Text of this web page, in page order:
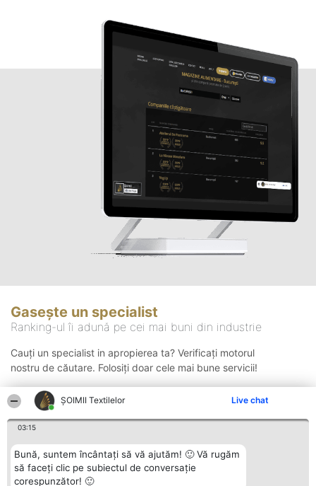
ȘOIMII Textilelor Live chat
03:15
Bună, suntem încântați să vă ajutăm! 🙂 Vă rugăm
să faceți clic pe subiectul de conversație
corespunzător! 🙂
Gasește un specialist
Ranking-ul îi adună pe cei mai buni din industrie
Cauți un specialist in apropierea ta? Verificați motorul
nostru de căutare. Folosiți doar cele mai bune servicii!